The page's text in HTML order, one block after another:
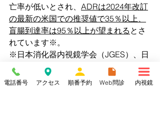
亡率が低いとされ、 ADRは2024年改訂
の最新の米国での推奨値で35％以上、
盲腸到達率は95％以上が望まれる とさ
れています※。
※日本消化器内視鏡学会（JGES）、日
本消化管学会、日本消化器がん検診学
会、米国消化器内視鏡学会（ASGE）
電話番号 アクセス 順番予約 Web問診 内視鏡